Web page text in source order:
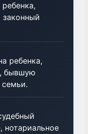
законный
ребенка,
бывшую
семьи.
нотариальное